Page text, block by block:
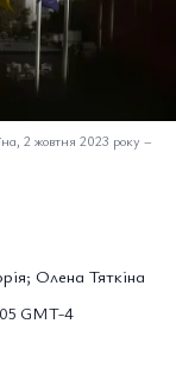
2 жовтня 2023 року –
Олена Тяткіна
GMT-4